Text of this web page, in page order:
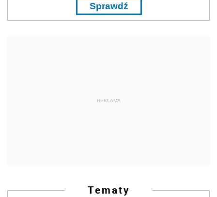
Sprawdź
REKLAMA
Tematy